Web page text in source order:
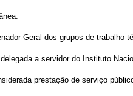
Geral dos grupos de trabalho
a servidor do Instituto
prestação de serviço